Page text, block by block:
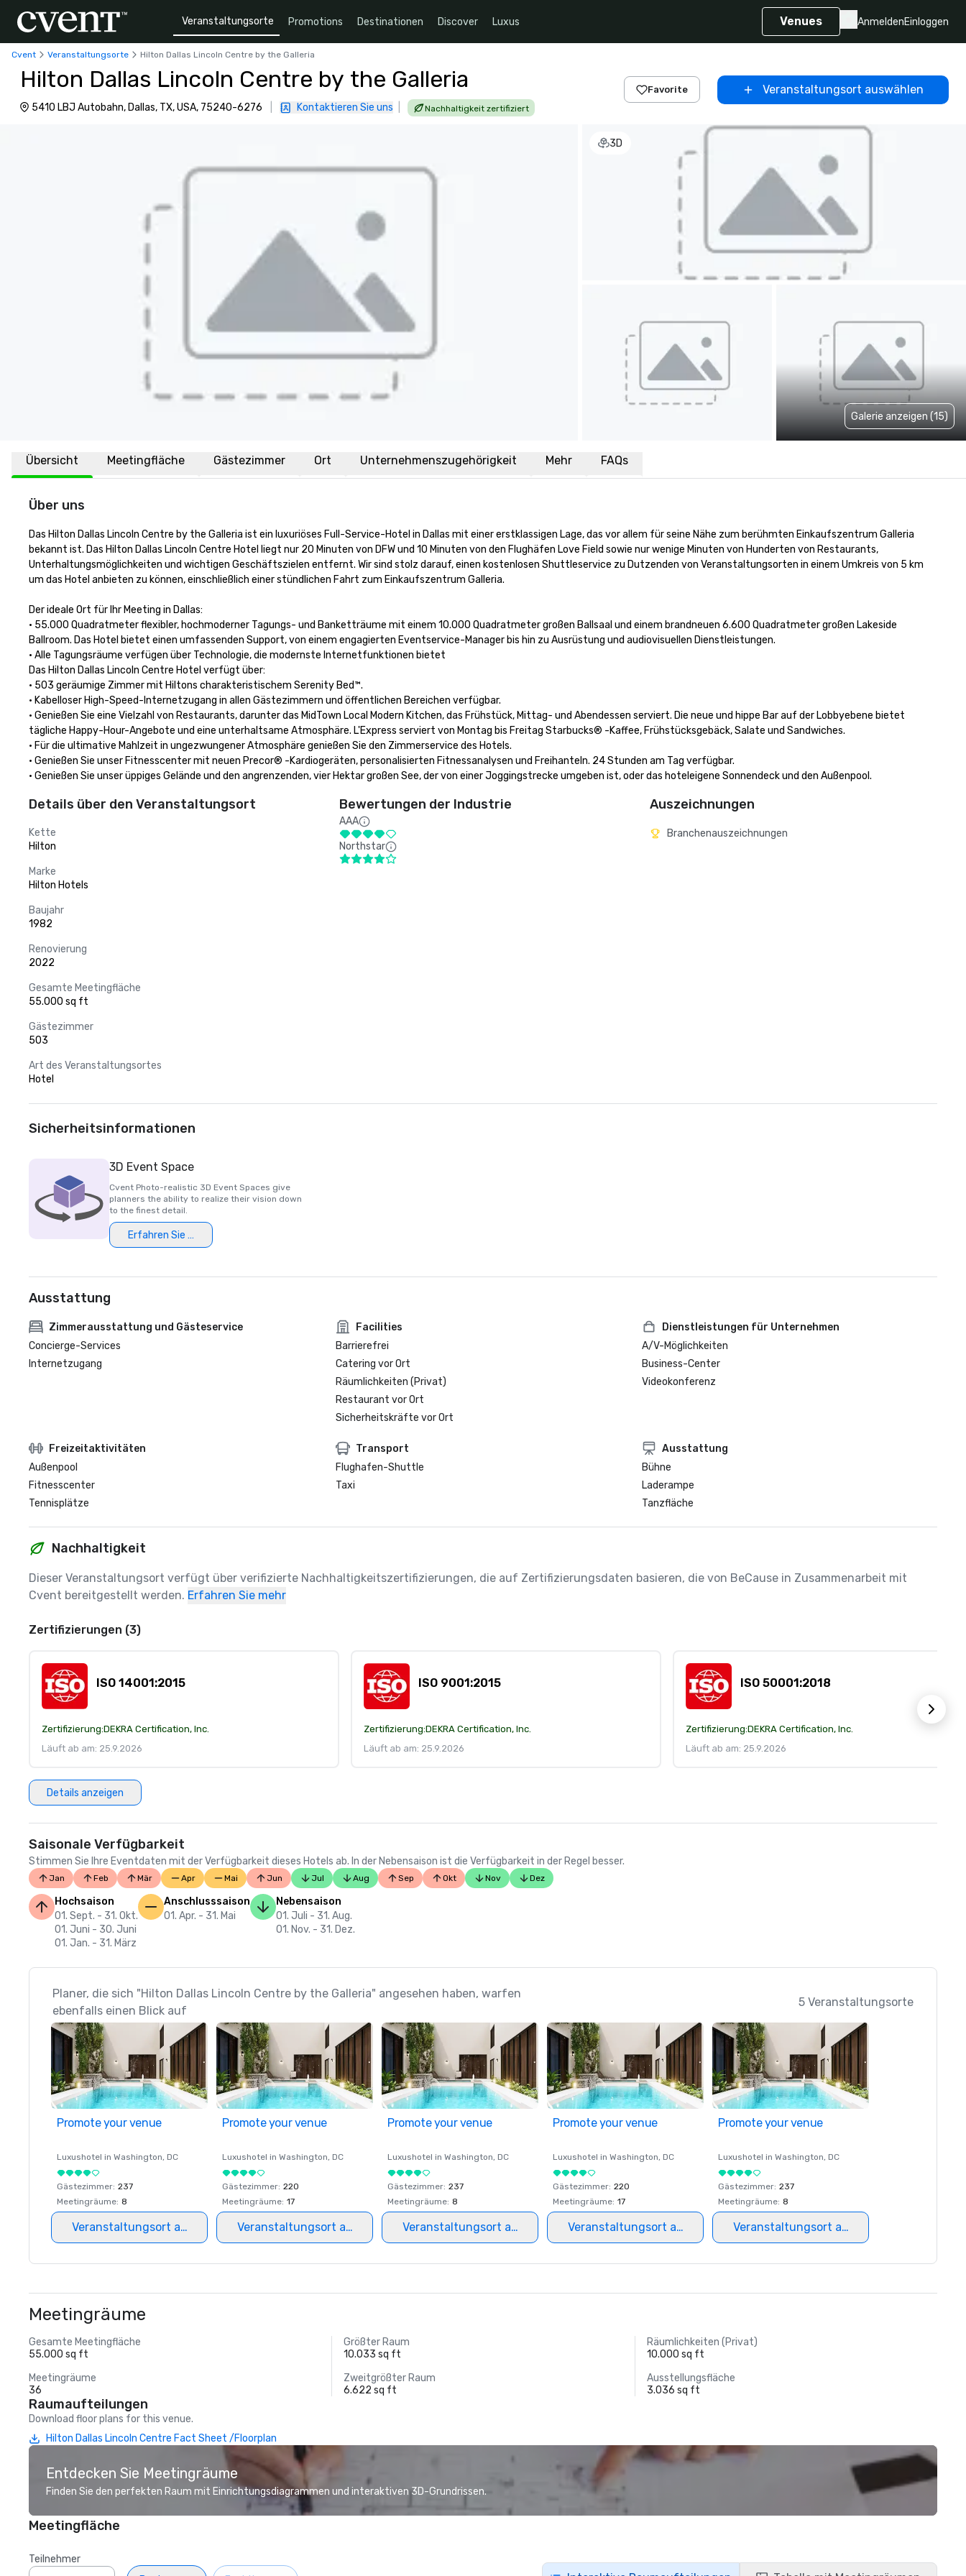
Veranstaltungsorte Promotions Destinationen Discover Luxus Venues AnmeldenEinloggen
Cvent Veranstaltungsorte Hilton Dallas Lincoln Centre by the Galleria
Hilton Dallas Lincoln Centre by the Galleria
5410 LBJ Autobahn, Dallas, TX, USA, 75240-6276 Kontaktieren Sie uns Nachhaltigkeit zertifiziert
Favorite Veranstaltungsort auswählen
3D
Galerie anzeigen (15)
Übersicht Meetingfläche Gästezimmer Ort Unternehmenszugehörigkeit Mehr FAQs
Über uns
Das Hilton Dallas Lincoln Centre by the Galleria ist ein luxuriöses Full-Service-Hotel in Dallas mit einer erstklassigen Lage, das vor allem für seine Nähe zum berühmten Einkaufszentrum Galleria
bekannt ist. Das Hilton Dallas Lincoln Centre Hotel liegt nur 20 Minuten von DFW und 10 Minuten von den Flughäfen Love Field sowie nur wenige Minuten von Hunderten von Restaurants,
Unterhaltungsmöglichkeiten und wichtigen Geschäftszielen entfernt. Wir sind stolz darauf, einen kostenlosen Shuttleservice zu Dutzenden von Veranstaltungsorten in einem Umkreis von 5 km
um das Hotel anbieten zu können, einschließlich einer stündlichen Fahrt zum Einkaufszentrum Galleria.
Der ideale Ort für Ihr Meeting in Dallas:
• 55.000 Quadratmeter flexibler, hochmoderner Tagungs- und Banketträume mit einem 10.000 Quadratmeter großen Ballsaal und einem brandneuen 6.600 Quadratmeter großen Lakeside
Ballroom. Das Hotel bietet einen umfassenden Support, von einem engagierten Eventservice-Manager bis hin zu Ausrüstung und audiovisuellen Dienstleistungen.
• Alle Tagungsräume verfügen über Technologie, die modernste Internetfunktionen bietet
Das Hilton Dallas Lincoln Centre Hotel verfügt über:
• 503 geräumige Zimmer mit Hiltons charakteristischem Serenity Bed™.
• Kabelloser High-Speed-Internetzugang in allen Gästezimmern und öffentlichen Bereichen verfügbar.
• Genießen Sie eine Vielzahl von Restaurants, darunter das MidTown Local Modern Kitchen, das Frühstück, Mittag- und Abendessen serviert. Die neue und hippe Bar auf der Lobbyebene bietet
tägliche Happy-Hour-Angebote und eine unterhaltsame Atmosphäre. L'Express serviert von Montag bis Freitag Starbucks® -Kaffee, Frühstücksgebäck, Salate und Sandwiches.
• Für die ultimative Mahlzeit in ungezwungener Atmosphäre genießen Sie den Zimmerservice des Hotels.
• Genießen Sie unser Fitnesscenter mit neuen Precor® -Kardiogeräten, personalisierten Fitnessanalysen und Freihanteln. 24 Stunden am Tag verfügbar.
• Genießen Sie unser üppiges Gelände und den angrenzenden, vier Hektar großen See, der von einer Joggingstrecke umgeben ist, oder das hoteleigene Sonnendeck und den Außenpool.
Details über den Veranstaltungsort
Kette
Hilton
Marke
Hilton Hotels
Baujahr
1982
Renovierung
2022
Gesamte Meetingfläche
55.000 sq ft
Gästezimmer
503
Art des Veranstaltungsortes
Hotel
Bewertungen der Industrie
AAA
Northstar
Auszeichnungen
Branchenauszeichnungen
Sicherheitsinformationen
3D Event Space
Cvent Photo-realistic 3D Event Spaces give
planners the ability to realize their vision down
to the finest detail.
Erfahren Sie mehr
Ausstattung
Zimmerausstattung und Gästeservice
Concierge-Services
Internetzugang
Facilities
Barrierefrei
Catering vor Ort
Räumlichkeiten (Privat)
Restaurant vor Ort
Sicherheitskräfte vor Ort
Dienstleistungen für Unternehmen
A/V-Möglichkeiten
Business-Center
Videokonferenz
Freizeitaktivitäten
Außenpool
Fitnesscenter
Tennisplätze
Transport
Flughafen-Shuttle
Taxi
Ausstattung
Bühne
Laderampe
Tanzfläche
Nachhaltigkeit
Dieser Veranstaltungsort verfügt über verifizierte Nachhaltigkeitszertifizierungen, die auf Zertifizierungsdaten basieren, die von BeCause in Zusammenarbeit mit
Cvent bereitgestellt werden. Erfahren Sie mehr
Zertifizierungen (3)
ISO 14001:2015
Zertifizierung:DEKRA Certification, Inc.
Läuft ab am: 25.9.2026
ISO 9001:2015
Zertifizierung:DEKRA Certification, Inc.
Läuft ab am: 25.9.2026
ISO 50001:2018
Zertifizierung:DEKRA Certification, Inc.
Läuft ab am: 25.9.2026
Details anzeigen
Saisonale Verfügbarkeit
Stimmen Sie Ihre Eventdaten mit der Verfügbarkeit dieses Hotels ab. In der Nebensaison ist die Verfügbarkeit in der Regel besser.
Jan Feb Mär Apr Mai Jun Jul Aug Sep Okt Nov Dez
Hochsaison
01. Sept. - 31. Okt.
01. Juni - 30. Juni
01. Jan. - 31. März
Anschlusssaison
01. Apr. - 31. Mai
Nebensaison
01. Juli - 31. Aug.
01. Nov. - 31. Dez.
Planer, die sich "Hilton Dallas Lincoln Centre by the Galleria" angesehen haben, warfen
ebenfalls einen Blick auf
5 Veranstaltungsorte
Promote your venue
Luxushotel in Washington, DC
Gästezimmer: 237
Meetingräume: 8
Veranstaltungsort auswählen
Promote your venue
Luxushotel in Washington, DC
Gästezimmer: 220
Meetingräume: 17
Veranstaltungsort auswählen
Promote your venue
Luxushotel in Washington, DC
Gästezimmer: 237
Meetingräume: 8
Veranstaltungsort auswählen
Promote your venue
Luxushotel in Washington, DC
Gästezimmer: 220
Meetingräume: 17
Veranstaltungsort auswählen
Promote your venue
Luxushotel in Washington, DC
Gästezimmer: 237
Meetingräume: 8
Veranstaltungsort auswählen
Meetingräume
Gesamte Meetingfläche
55.000 sq ft
Größter Raum
10.033 sq ft
Räumlichkeiten (Privat)
10.000 sq ft
Meetingräume
36
Zweitgrößter Raum
6.622 sq ft
Ausstellungsfläche
3.036 sq ft
Raumaufteilungen
Download floor plans for this venue.
Hilton Dallas Lincoln Centre Fact Sheet /Floorplan
Entdecken Sie Meetingräume
Finden Sie den perfekten Raum mit Einrichtungsdiagrammen und interaktiven 3D-Grundrissen.
Meetingfläche
Teilnehmer